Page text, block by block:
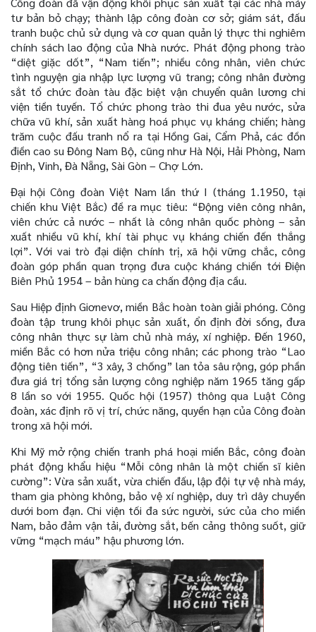
tư bản bỏ chạy; thành lập công đoàn cơ sở; giám sát, đấu
tranh buộc chủ sử dụng và cơ quan quản lý thực thi nghiêm
chính sách lao động của Nhà nước. Phát động phong trào
“diệt giặc dốt”, “Nam tiến”; nhiều công nhân, viên chức
tình nguyện gia nhập lực lượng vũ trang; công nhân đường
sắt tổ chức đoàn tàu đặc biệt vận chuyển quân lương chi
viện tiền tuyến. Tổ chức phong trào thi đua yêu nước, sửa
chữa vũ khí, sản xuất hàng hoá phục vụ kháng chiến; hàng
trăm cuộc đấu tranh nổ ra tại Hồng Gai, Cẩm Phả, các đồn
điền cao su Đông Nam Bộ, cũng như Hà Nội, Hải Phòng, Nam
Định, Vinh, Đà Nẵng, Sài Gòn – Chợ Lớn.
Đại hội Công đoàn Việt Nam lần thứ I (tháng 1.1950, tại
chiến khu Việt Bắc) đề ra mục tiêu: “Động viên công nhân,
viên chức cả nước – nhất là công nhân quốc phòng – sản
xuất nhiều vũ khí, khí tài phục vụ kháng chiến đến thắng
lợi”. Với vai trò đại diện chính trị, xã hội vững chắc, công
đoàn góp phần quan trọng đưa cuộc kháng chiến tới Điện
Biên Phủ 1954 – bản hùng ca chấn động địa cầu.
Sau Hiệp định Giơnevơ, miền Bắc hoàn toàn giải phóng. Công
đoàn tập trung khôi phục sản xuất, ổn định đời sống, đưa
công nhân thực sự làm chủ nhà máy, xí nghiệp. Đến 1960,
miền Bắc có hơn nửa triệu công nhân; các phong trào “Lao
động tiên tiến”, “3 xây, 3 chống” lan tỏa sâu rộng, góp phần
đưa giá trị tổng sản lượng công nghiệp năm 1965 tăng gấp
8 lần so với 1955. Quốc hội (1957) thông qua Luật Công
đoàn, xác định rõ vị trí, chức năng, quyền hạn của Công đoàn
trong xã hội mới.
Khi Mỹ mở rộng chiến tranh phá hoại miền Bắc, công đoàn
phát động khẩu hiệu “Mỗi công nhân là một chiến sĩ kiên
cường”: Vừa sản xuất, vừa chiến đấu, lập đội tự vệ nhà máy,
tham gia phòng không, bảo vệ xí nghiệp, duy trì dây chuyền
dưới bom đạn. Chi viện tối đa sức người, sức của cho miền
Nam, bảo đảm vận tải, đường sắt, bến cảng thông suốt, giữ
vững “mạch máu” hậu phương lớn.